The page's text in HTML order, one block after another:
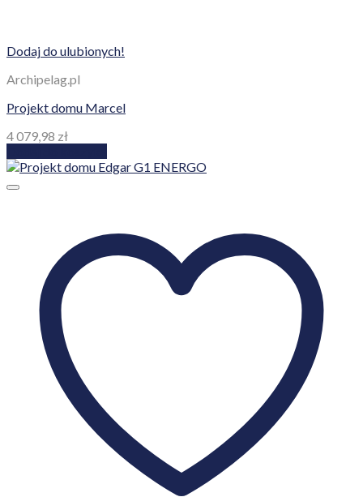
Dodaj do ulubionych!
Archipelag.pl
Projekt domu Marcel
4 079,98 zł